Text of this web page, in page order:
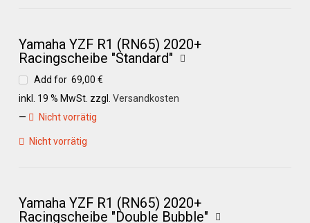
Kasse
Mein Konto
Allgemeine Geschäftsbedingungen
Yamaha YZF R1 (RN65) 2020+
Racingscheibe "Standard"
Add for 69,00€
inkl. 19 % MwSt. zzgl. Versandkosten
—
Nicht vorrätig
Nicht vorrätig
Yamaha YZF R1 (RN65) 2020+
Racingscheibe "Double Bubble"